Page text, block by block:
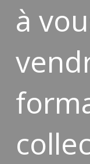
Contact
à